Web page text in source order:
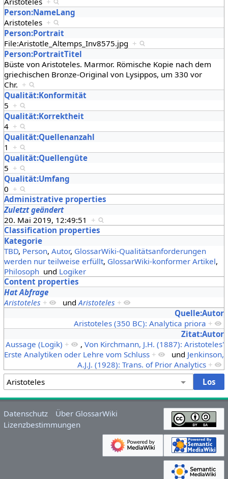
Person:NameLang
Aristoteles +
Person:Portrait
File:Aristotle_Altemps_Inv8575.jpg +
Person:PortraitTitel
Büste von Aristoteles. Marmor. Römische Kopie nach dem
griechischen Bronze-Original von Lysippos, um 330 vor
Chr. +
Qualität:Konformität
5 +
Qualität:Korrektheit
4 +
Qualität:Quellenanzahl
1 +
Qualität:Quellengüte
5 +
Qualität:Umfang
0 +
Administrative properties
Zuletzt geändert
20. Mai 2019, 12:49:51 +
Classification properties
Kategorie
TBD, Person, Autor, GlossarWiki-Qualitätsanforderungen
werden nur teilweise erfüllt, GlossarWiki-konformer Artikel,
Philosophund Logiker
Content properties
Hat Abfrage
Aristoteles + und Aristoteles +
Quelle:Autor
Aristoteles (350 BC): Analytica priora +
Zitat:Autor
Aussage (Logik) + ,Von Kirchmann, J.H. (1887): Aristoteles'
Erste Analytiken oder Lehre vom Schluss + und Jenkinson,
A.J.J. (1928): Trans. of Prior Analytics +
Datenschutz
Über GlossarWiki
Lizenzbestimmungen